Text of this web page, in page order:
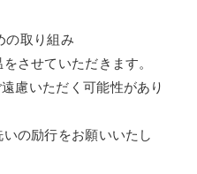
の取り組み
させていただきます。
慮いただく可能性があり
の励行をお願いいたし